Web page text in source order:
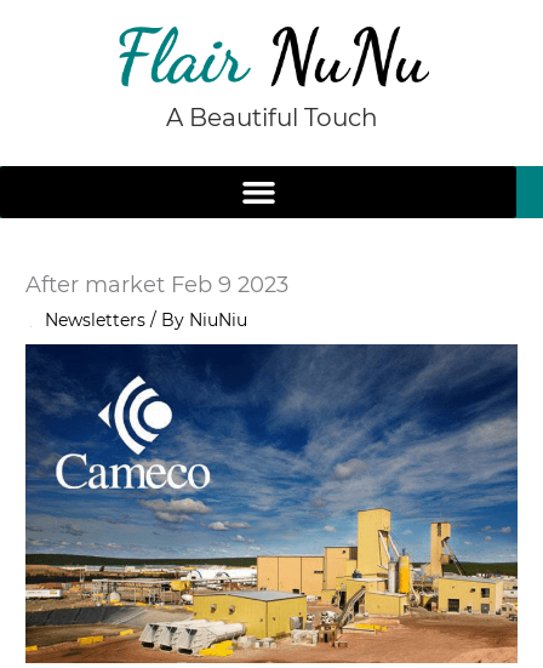
A Beautiful Touch
After market Feb 9 2023
Newsletters / By NiuNiu